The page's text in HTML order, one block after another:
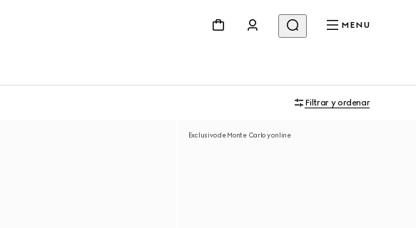
MENU
Filtrar y ordenar
Exclusivo de Monte Carlo y online